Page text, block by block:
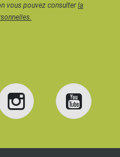
vous pouvez consulterla